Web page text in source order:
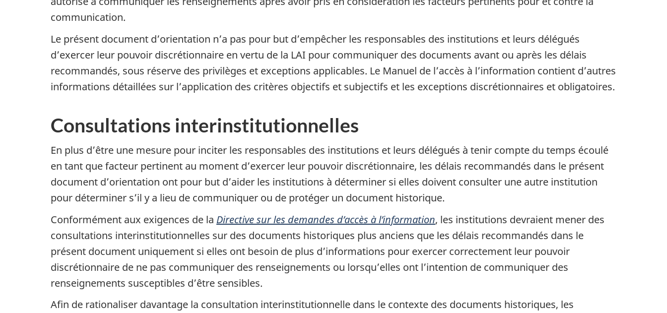
communication.
Le présent document d’orientation n’a pas pour but d’empêcher les responsables des institutions et leurs délégués
d’exercer leur pouvoir discrétionnaire en vertu de la LAI pour communiquer des documents avant ou après les délais
recommandés, sous réserve des privilèges et exceptions applicables. Le Manuel de l’accès à l’information contient d’autres
informations détaillées sur l’application des critères objectifs et subjectifs et les exceptions discrétionnaires et obligatoires.
Consultations interinstitutionnelles
En plus d’être une mesure pour inciter les responsables des institutions et leurs délégués à tenir compte du temps écoulé
en tant que facteur pertinent au moment d’exercer leur pouvoir discrétionnaire, les délais recommandés dans le présent
document d’orientation ont pour but d’aider les institutions à déterminer si elles doivent consulter une autre institution
pour déterminer s’il y a lieu de communiquer ou de protéger un document historique.
Conformément aux exigences de la Directive sur les demandes d’accès à l’information, les institutions devraient mener des
consultations interinstitutionnelles sur des documents historiques plus anciens que les délais recommandés dans le
présent document uniquement si elles ont besoin de plus d’informations pour exercer correctement leur pouvoir
discrétionnaire de ne pas communiquer des renseignements ou lorsqu’elles ont l’intention de communiquer des
renseignements susceptibles d’être sensibles.
Afin de rationaliser davantage la consultation interinstitutionnelle dans le contexte des documents historiques, les